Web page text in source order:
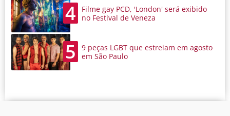
4
Filme gay PCD, 'London' será exibido
no Festival de Veneza
5
9 peças LGBT que estreiam em agosto
em São Paulo